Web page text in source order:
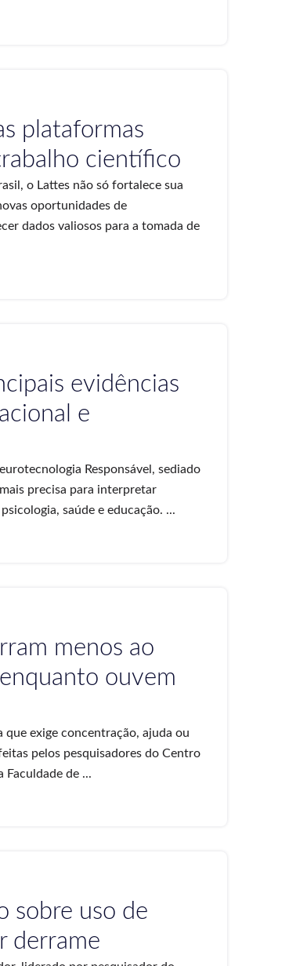
plataformas
científico
o Lattes não só fortalece sua
oportunidades de
dados valiosos para a tomada de
evidências
e
Responsável, sediado
precisa para interpretar
saúde e educação. ...
menos ao
ouvem
exige concentração, ajuda ou
pelos pesquisadores do Centro
Faculdade de ...
sobre uso de
derrame